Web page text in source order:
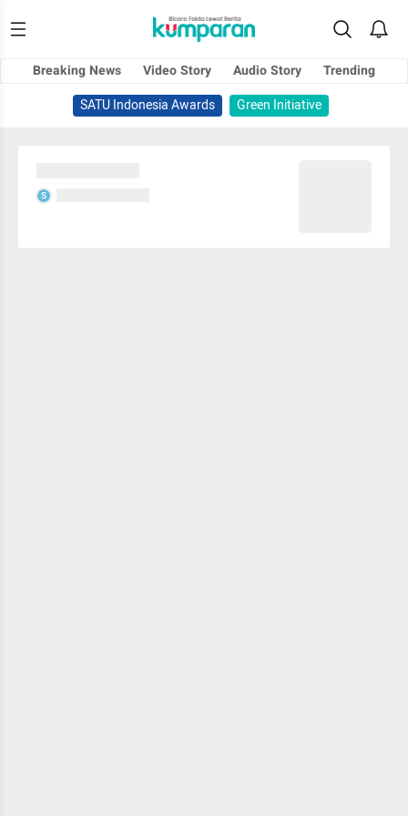
Breaking News Video Story Audio Story
Trending
SATU Indonesia Awards
Green Initiative
S